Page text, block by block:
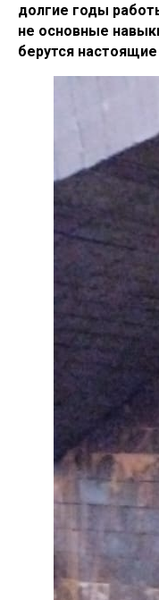
долгие годы
не основные
берутся